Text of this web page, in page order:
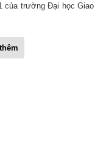
của trường Đại học Giao